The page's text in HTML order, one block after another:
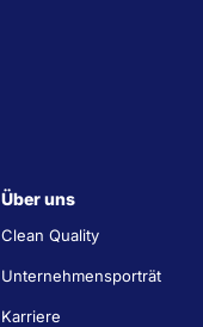
Über uns
Clean Quality
Unternehmensporträt
Karriere